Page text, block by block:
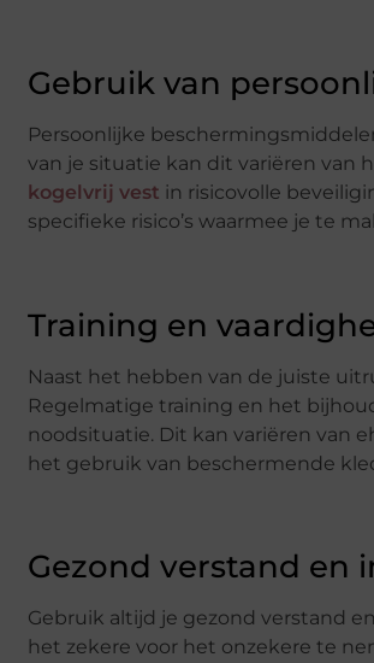
Gebruik van
Persoonlijke
van je situatie kan dit variëren van
kogelvrij vest in risicovolle
specifieke risico’s waarmee je te
Training en
Naast het hebben van de juiste
Regelmatige training en het
noodsituatie. Dit kan variëren van
het gebruik van beschermende
Gezond verstand en
Gebruik altijd je gezond verstand
het zekere voor het onzekere te